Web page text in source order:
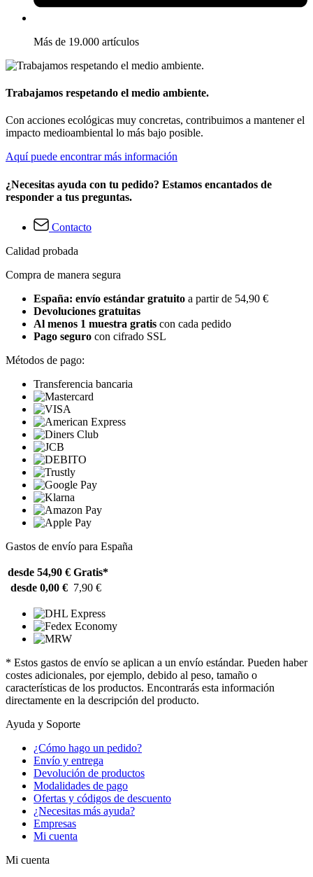
Más de 19.000 artículos
Trabajamos respetando el medio ambiente.
Con acciones ecológicas muy concretas, contribuimos a mantener el
impacto medioambiental lo más bajo posible.
Aquí puede encontrar más información
¿Necesitas ayuda con tu pedido? Estamos encantados de
responder a tus preguntas.
Contacto
Calidad probada
Compra de manera segura
España: envío estándar gratuito a partir de 54,90 €
Devoluciones gratuitas
Al menos 1 muestra gratis con cada pedido
Pago seguro con cifrado SSL
Métodos de pago:
Transferencia bancaria
Gastos de envío para España
desde 54,90 € Gratis*
desde 0,00 € 7,90 €
* Estos gastos de envío se aplican a un envío estándar. Pueden haber
costes adicionales, por ejemplo, debido al peso, tamaño o
características de los productos. Encontrarás esta información
directamente en la descripción del producto.
Ayuda y Soporte
¿Cómo hago un pedido?
Envío y entrega
Devolución de productos
Modalidades de pago
Ofertas y códigos de descuento
¿Necesitas más ayuda?
Empresas
Mi cuenta
Mi cuenta